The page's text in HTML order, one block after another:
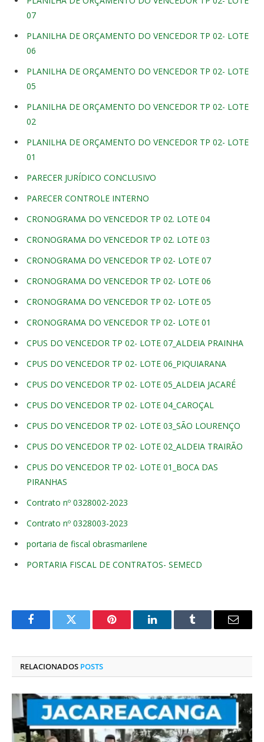
07
PLANILHA DE ORÇAMENTO DO VENCEDOR TP 02- LOTE
06
PLANILHA DE ORÇAMENTO DO VENCEDOR TP 02- LOTE
05
PLANILHA DE ORÇAMENTO DO VENCEDOR TP 02- LOTE
02
PLANILHA DE ORÇAMENTO DO VENCEDOR TP 02- LOTE
01
PARECER JURÍDICO CONCLUSIVO
PARECER CONTROLE INTERNO
CRONOGRAMA DO VENCEDOR TP 02. LOTE 04
CRONOGRAMA DO VENCEDOR TP 02. LOTE 03
CRONOGRAMA DO VENCEDOR TP 02- LOTE 07
CRONOGRAMA DO VENCEDOR TP 02- LOTE 06
CRONOGRAMA DO VENCEDOR TP 02- LOTE 05
CRONOGRAMA DO VENCEDOR TP 02- LOTE 01
CPUS DO VENCEDOR TP 02- LOTE 07_ALDEIA PRAINHA
CPUS DO VENCEDOR TP 02- LOTE 06_PIQUIARANA
CPUS DO VENCEDOR TP 02- LOTE 05_ALDEIA JACARÉ
CPUS DO VENCEDOR TP 02- LOTE 04_CAROÇAL
CPUS DO VENCEDOR TP 02- LOTE 03_SÃO LOURENÇO
CPUS DO VENCEDOR TP 02- LOTE 02_ALDEIA TRAIRÃO
CPUS DO VENCEDOR TP 02- LOTE 01_BOCA DAS
PIRANHAS
Contrato nº 0328002-2023
Contrato nº 0328003-2023
portaria de fiscal obrasmarilene
PORTARIA FISCAL DE CONTRATOS- SEMECD
FacebookTwitter Pinterest O
Tumblr
E-
RELACIONADOS POSTS